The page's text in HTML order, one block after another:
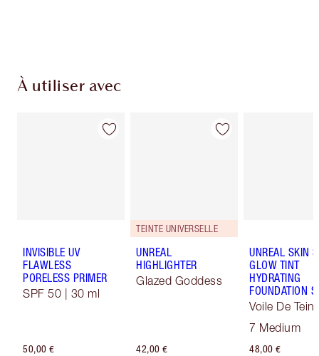
À utiliser avec
INVISIBLE UV
FLAWLESS
PORELESS PRIMER
SPF 50 | 30 ml
50,00 €
TEINTE UNIVERSELLE
UNREAL
HIGHLIGHTER
Glazed Goddess
42,00 €
UNREAL SKIN
GLOW TINT
HYDRATING
FOUNDATION
Voile De
7 Medium
48,00 €